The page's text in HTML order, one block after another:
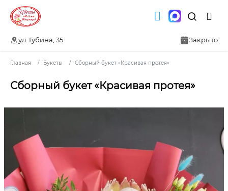
ул. Губина, 35 Закрыто
Главная Букеты Сборный букет «Красивая протея»
Сборный букет «Красивая протея»